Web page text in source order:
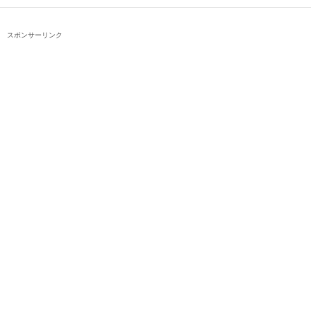
スポンサーリンク